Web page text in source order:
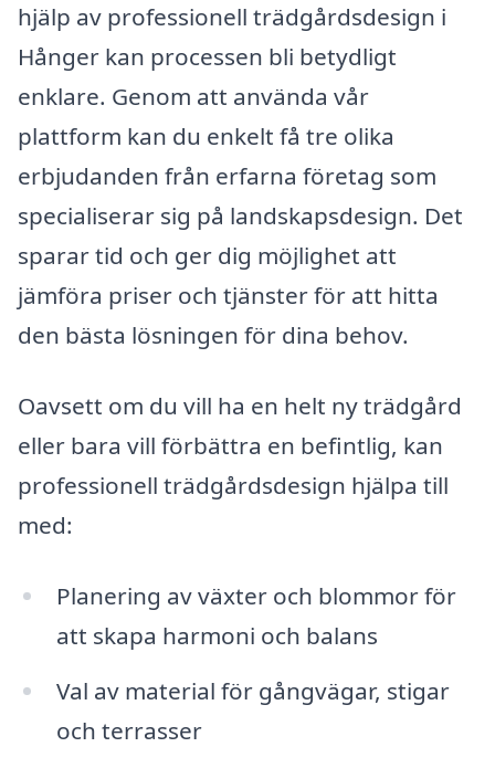
hjälp av professionell trädgårdsdesign i
Hånger kan processen bli betydligt
enklare. Genom att använda vår
plattform kan du enkelt få tre olika
erbjudanden från erfarna företag som
specialiserar sig på landskapsdesign. Det
sparar tid och ger dig möjlighet att
jämföra priser och tjänster för att hitta
den bästa lösningen för dina behov.
Oavsett om du vill ha en helt ny trädgård
eller bara vill förbättra en befintlig, kan
professionell trädgårdsdesign hjälpa till
med:
Planering av växter och blommor för
att skapa harmoni och balans
Val av material för gångvägar, stigar
och terrasser